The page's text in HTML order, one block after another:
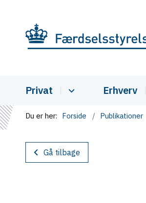
Privat Erhverv
Du er her: Forside Publikationer
Gå tilbage